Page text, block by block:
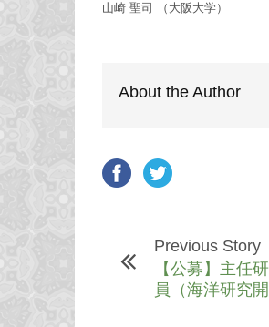
山崎 聖司 （大阪大学）
About the Author
Previous Story
【公募】主任
員（海洋研究開